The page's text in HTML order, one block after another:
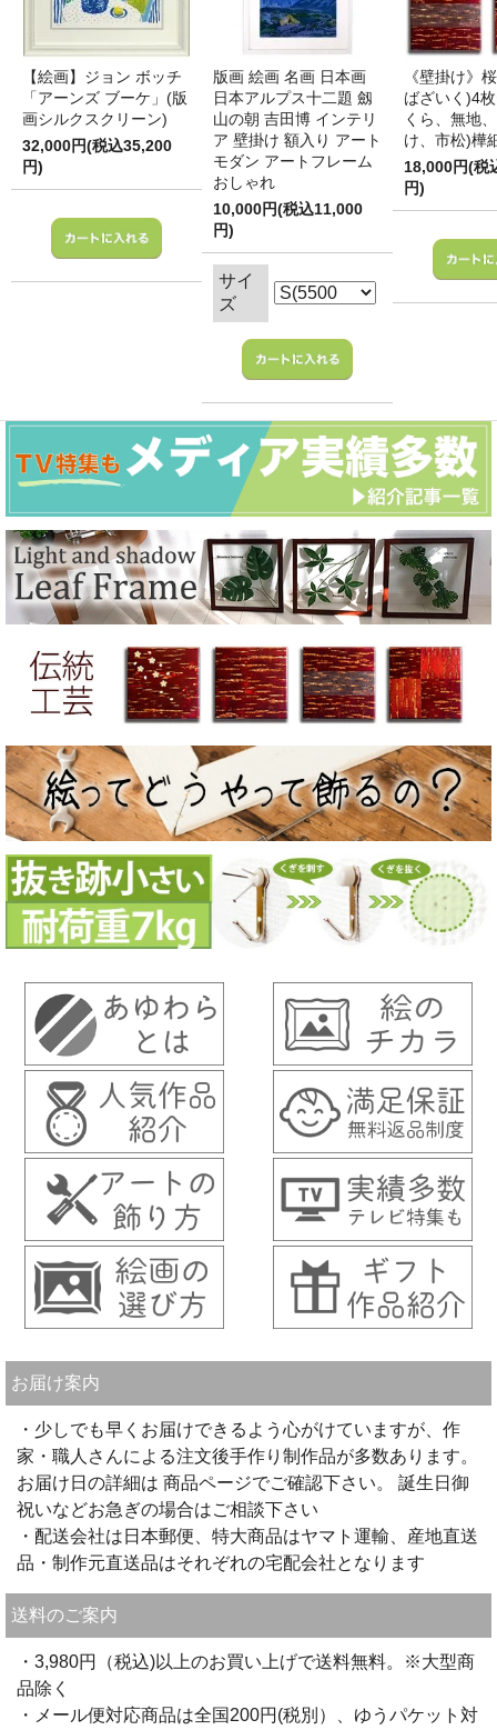
【絵画】ジョン ボッチ
「アーンズ ブーケ」(版
画シルクスクリーン)
32,000円(税込35,200
円)
版画 絵画 名画 日本画
日本アルプス十二題 劔
山の朝 吉田博 インテリ
ア 壁掛け 額入り アート
モダン アートフレーム
おしゃれ
10,000円(税込11,000
円)
サイ
ズ
《壁掛け》
ばざいく)4
くら、無地
け、市松)樺
18,000円(税
円)
お届け案内
・少しでも早くお届けできるよう心がけていますが、作
家・職人さんによる注文後手作り制作品が多数あります。
お届け日の詳細は 商品ページでご確認下さい。 誕生日御
祝いなどお急ぎの場合はご相談下さい
・配送会社は日本郵便、特大商品はヤマト運輸、産地直送
品・制作元直送品はそれぞれの宅配会社となります
送料のご案内
・3,980円（税込)以上のお買い上げで送料無料。※大型商
品除く
・メール便対応商品は全国200円(税別）、ゆうパケット対